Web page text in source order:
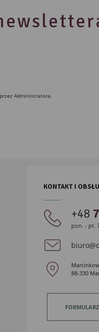
Administratora.
KONTAKT I
+48
pon. - pt.
88-330